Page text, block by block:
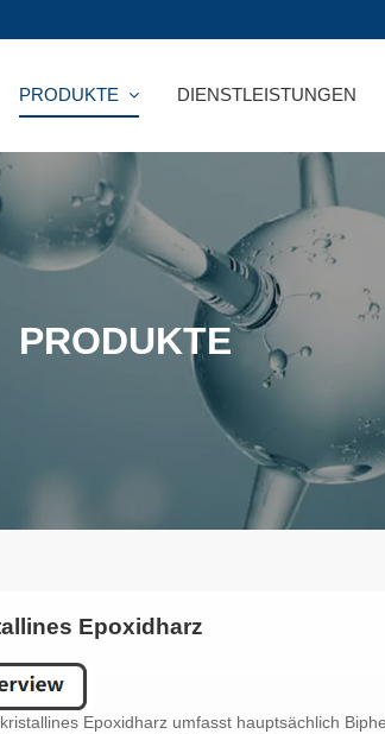
PRODUKTE DIENSTLEISTUNGEN
PRODUKTE
Epoxidharz
Epoxidharz umfasst hauptsächlich